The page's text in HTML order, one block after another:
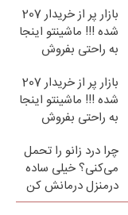
بازار پر از خریدار 207
شده !!! ماشینتو اینجا
به راحتی بفروش
بازار پر از خریدار 207
شده !!! ماشینتو اینجا
به راحتی بفروش
چرا درد زانو را تحمل
می‌کنی؟ خیلی ساده
درمنزل درمانش کن